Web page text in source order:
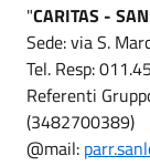
"CARITAS -
Sede: via S.
Tel. Resp:
Referenti
(3482700389)
@mail: